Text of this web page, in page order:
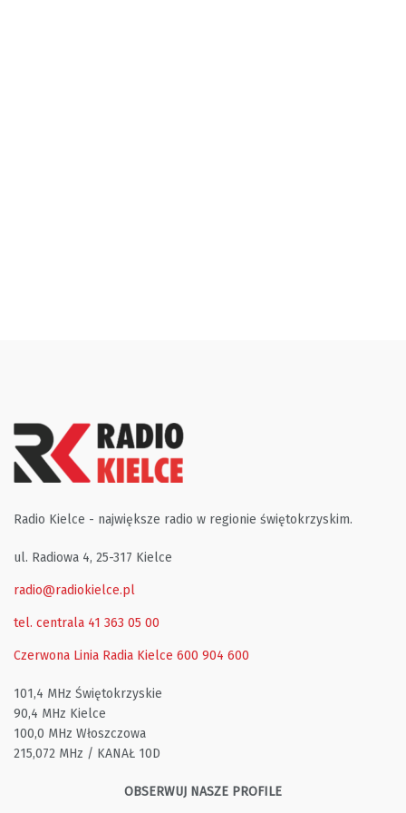
Radio Kielce - największe radio w regionie świętokrzyskim.
ul. Radiowa 4, 25-317 Kielce
radio@radiokielce.pl
tel. centrala 41 363 05 00
Czerwona Linia Radia Kielce 600 904 600
101,4 MHz Świętokrzyskie
90,4 MHz Kielce
100,0 MHz Włoszczowa
215,072 MHz / KANAŁ 10D
OBSERWUJ NASZE PROFILE